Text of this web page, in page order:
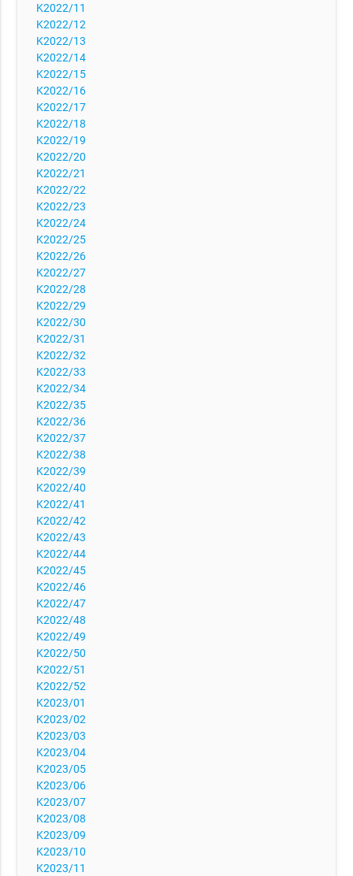
K2022/11
K2022/12
K2022/13
K2022/14
K2022/15
K2022/16
K2022/17
K2022/18
K2022/19
K2022/20
K2022/21
K2022/22
K2022/23
K2022/24
K2022/25
K2022/26
K2022/27
K2022/28
K2022/29
K2022/30
K2022/31
K2022/32
K2022/33
K2022/34
K2022/35
K2022/36
K2022/37
K2022/38
K2022/39
K2022/40
K2022/41
K2022/42
K2022/43
K2022/44
K2022/45
K2022/46
K2022/47
K2022/48
K2022/49
K2022/50
K2022/51
K2022/52
K2023/01
K2023/02
K2023/03
K2023/04
K2023/05
K2023/06
K2023/07
K2023/08
K2023/09
K2023/10
K2023/11